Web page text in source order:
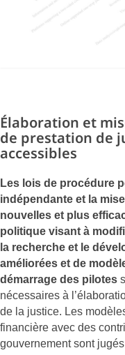
Élaboration et
de prestation de
accessibles
Les lois de procédure
indépendante et la
nouvelles et plus
politique visant à
la recherche et le
améliorées et de
démarrage des pilotes
nécessaires à
de la justice. Les
financière avec des
gouvernement sont